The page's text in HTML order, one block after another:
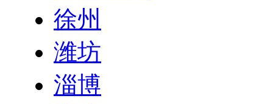
徐州
潍坊
淄博